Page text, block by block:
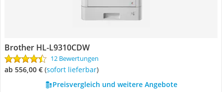
Brother HL-L9310CDW
12 Bewertungen
ab 556,00 € ( Sofort lieferbar)
Preisvergleich und weitere Angebote